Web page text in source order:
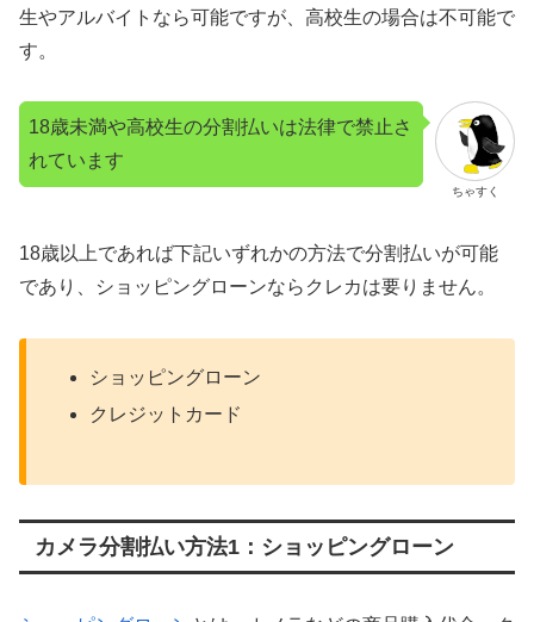
生やアルバイトなら可能ですが、高校生の場合は不可能で
す。
ちゃすく
18歳未満や高校生の分割払いは法律で禁止さ
れています
18歳以上であれば下記いずれかの方法で分割払いが可能
であり、ショッピングローンならクレカは要りません。
ショッピングローン
クレジットカード
カメラ分割払い方法1：ショッピングローン